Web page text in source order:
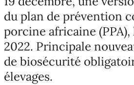
du plan de prévention
porcine africaine
2022. Principale
de biosécurité
élevages.